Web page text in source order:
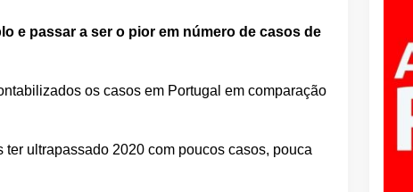
e passar a ser o pior em número de casos de
os casos em Portugal em comparação
ultrapassado 2020 com poucos casos, pouca